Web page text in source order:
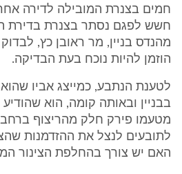
חמים בצנרת המובילה לדירה
חשש לפגם נסתר בצנרת בדירת
מהנדס בניין, מר ראובן כץ,
הוזמן להיות נוכח בעת הבדיקה.
לטענת הנתבע, כמייצג אביו
בבניין ובאותה קומה, הוא
מטעמו פירק חלק מהריצוף
לתובעים לנצל את ההזדמנות
האם יש צורך בהחלפת הצינור